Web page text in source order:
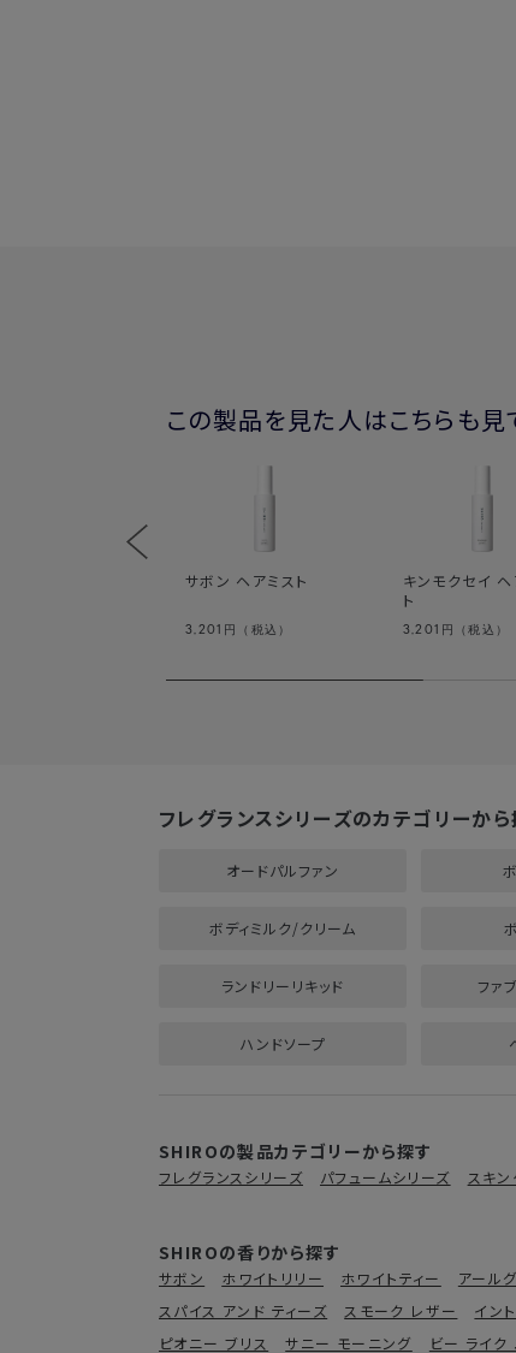
この製品を見た人はこちらも見
サボン ヘアミスト
3,201 円（税込）
キンモクセイ ヘ
ト
3,201 円（税込）
フレグランスシリーズのカテゴリーか
オードパルファン
ボディミルク/クリーム
ランドリーリキッド ファ
ハンドソープ
SHIROの製品カテゴリーから探す
フレグランスシリーズ パフュームシリーズ スキン
SHIROの香りから探す
サボン ホワイトリリー ホワイトティー アール
スパイス アンド ティーズ
スモーク レザー イン
ピオニー ブリス
サニー モーニング ビー ライク